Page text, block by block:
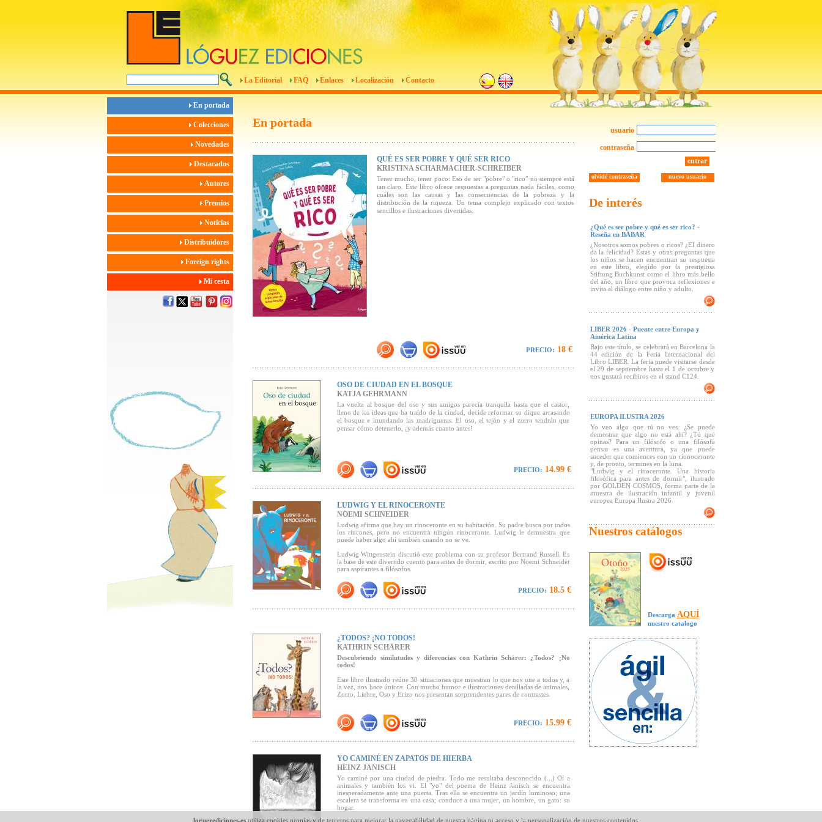
La Editorial FAQ Enlaces Localización Contacto
En portada
Colecciones
Novedades
Destacados
Autores
Premios
Noticias
Distribuidores
Foreign rights
Mi cesta
En portada
QUÉ ES SER POBRE Y QUÉ SER RICO
KRISTINA SCHARMACHER-SCHREIBER
Tener mucho, tener poco: Eso de ser "pobre" o "rico" no siempre está
tan claro. Este libro ofrece respuestas a preguntas nada fáciles, como
cuáles son las causas y las consecuencias de la pobreza y la
distribución de la riqueza. Un tema complejo explicado con textos
sencillos e ilustraciones divertidas.
PRECIO: 18 €
OSO DE CIUDAD EN EL BOSQUE
KATJA GEHRMANN
La vuelta al bosque del oso y sus amigos parecía tranquila hasta que el castor,
lleno de las ideas que ha traído de la ciudad, decide reformar su dique arrasando
el bosque e inundando las madrigueras. El oso, el tejón y el zorro tendrán que
pensar cómo detenerlo, ¡y además cuanto antes!
PRECIO: 14.99 €
LUDWIG Y EL RINOCERONTE
NOEMI SCHNEIDER
Ludwig afirma que hay un rinoceronte en su habitación. Su padre busca por todos
los rincones, pero no encuentra ningún rinoceronte. Ludwig le demuestra que
puede haber algo ahí también cuando no se ve.
Ludwig Wittgenstein discutió este problema con su profesor Bertrand Russell. Es
la base de este divertido cuento para antes de dormir, escrito por Noemi Schneider
para aspirantes a filósofos.
Premio Troisdorf al Libro Ilustrado 2025
PRECIO: 18.5 €
¿TODOS? ¡NO TODOS!
KATHRIN SCHÄRER
Descubriendo similutudes y diferencias con Kathrin Schärer: ¿Todos? ¡No
todos!
Este libro ilustrado reúne 30 situaciones que muestran lo que nos une a todos y, a
la vez, nos hace únicos. Con mucho humor e ilustraciones detalladas de animales,
Zorro, Liebre, Oso y Erizo nos presentan sorprendentes pares de contrastes.
PRECIO: 15.99 €
YO CAMINÉ EN ZAPATOS DE HIERBA
HEINZ JANISCH
Yo caminé por una ciudad de piedra. Todo me resultaba desconocido (...) Oí a
animales y también los vi. El "yo" del poema de Heinz Janisch se encuentra
inesperadamente ante una puerta. Tras ella se encuentra un jardín luminoso; una
escalera se transforma en una casa; conduce a una mujer, un hombre, un gato: su
hogar.
usuario
contraseña
entrar
nuevo usuario
olvidé contraseña
De interés
¿Qué es ser pobre y qué es ser rico? -
Reseña en BABAR
¿Nosotros somos pobres o ricos? ¿El dinero
da la felicidad? Estas y otras preguntas que
los niños se hacen encuentran su respuesta
en este libro, elegido por la prestigiosa
Stiftung Buchkunst como el libro más bello
del año, un libro que provoca reflexiones e
invita al diálogo entre niño y adulto.
LIBER 2026 - Puente entre Europa y
América Latina
Bajo este título, se celebrará en Barcelona la
44 edición de la Feria Internacional del
Libro LIBER. La feria puede visitarse desde
el 29 de septiembre hasta el 1 de octubre y
nos gustará recibiros en el stand C124.
EUROPA ILUSTRA 2026
Yo veo algo que tú no ves. ¿Se puede
demostrar que algo no está ahí? ¿Tú qué
opinas? Para un filósofo o una filósofa
pensar es una aventura, ya que puede
suceder que comiences con un rionoceronte
y, de pronto, termines en la luna.
"Ludwig y el rinoceronte. Una historia
filosófica para antes de dormir", ilustrado
por GOLDEN COSMOS, forma parte de la
muestra de ilustración infantil y juvenil
europea Europa Ilustra 2026.
Nuestros catálogos
Descarga AQUÍ
nuestro catalogo
loguezediciones.esutiliza cookies propias y de terceros para mejorar la navegabilidad de nuestra página,tu acceso y la personalización de nuestros contenidos.